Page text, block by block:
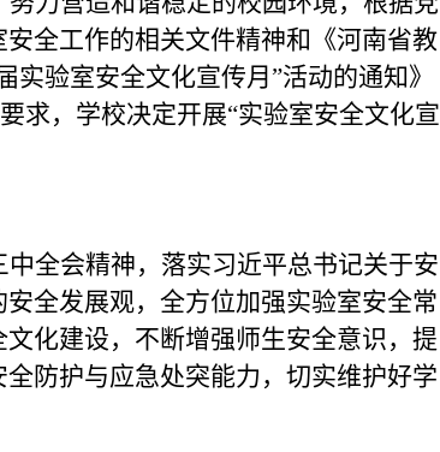
全工作的相关文件精神和 《河南省教
实验室安全文化宣传月”活动的通知》
要求， 学校决定开展“实验室安全文化宣
全会精神，落实习近平总书记关于安
全发展观，全方位加强实验室安全常
文化建设，不断增强师生安全意识，提
防护与应急处突能力，切实维护好学